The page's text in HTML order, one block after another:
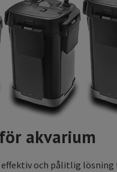
akvarium
och pålitlig